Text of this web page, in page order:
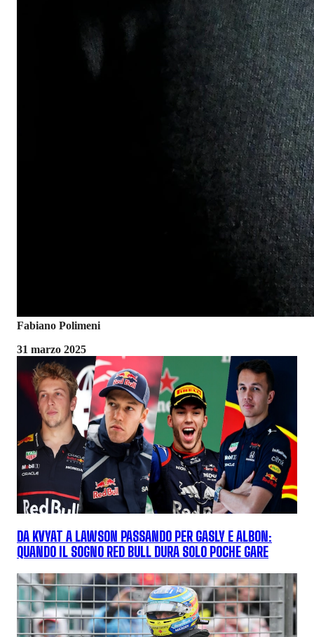
Fabiano Polimeni
31 marzo 2025
DA KVYAT A LAWSON PASSANDO PER GASLY E ALBON:
QUANDO IL SOGNO RED BULL DURA SOLO POCHE GARE